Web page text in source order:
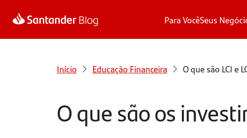
Para VocêSeus
Início Educação Financeira O que são LCI e
O que são os